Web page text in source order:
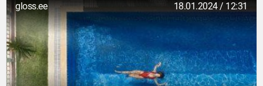
gloss.ee 18.01.2024 / 12:31